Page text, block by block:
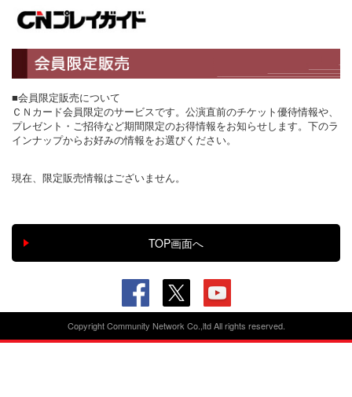
■会員限定販売について
ＣＮカード会員限定のサービスです。公演直前のチケット優待情報や、
プレゼント・ご招待など期間限定のお得情報をお知らせします。下のラ
インナップからお好みの情報をお選びください。
現在、限定販売情報はございません。
Copyright Community Network Co.,ltd All rights reserved.